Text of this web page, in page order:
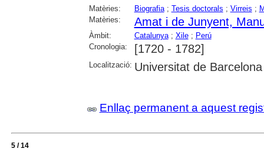
Matèries: Biografia; Tesis doctorals ; Virreis ;
Matèries:
Amat i de Junyent,
Àmbit: Catalunya; Xile; Perú
Cronologia:
[1720 - 1782]
Localització: Universitat de Barcelona
Enllaç permanent a aquest
5 / 14